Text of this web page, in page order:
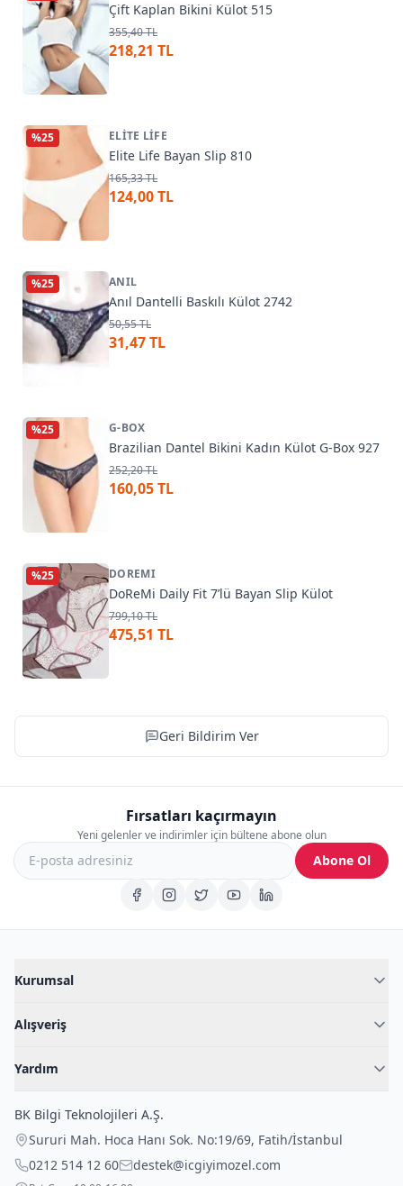
Çift Kaplan Bikini Külot 515
355,40 TL
218,21 TL
%25 ELITE LIFE
Elite Life Bayan Slip 810
165,33 TL
124,00 TL
%25 ANIL
Anıl Dantelli Baskılı Külot 2742
50,55 TL
31,47 TL
%25 G-BOX
Brazilian Dantel Bikini Kadın Külot G-Box 927
252,20 TL
160,05 TL
%25 DOREMI
DoReMi Daily Fit 7’lü Bayan Slip Külot
799,10 TL
475,51 TL
Geri Bildirim Ver
Fırsatları kaçırmayın
Yeni gelenler ve indirimler için bültene abone olun
Abone Ol
Kurumsal
Blog
İç Giyim Rehberi
Alışveriş
Fantazi İç Giyim
Çocuk İç Giyim
Outlet Fırsatları
Yardım
İade Politikası
Gizli Paketleme
BK Bilgi Teknolojileri A.Ş.
Sururi Mah. Hoca Hanı Sok. No:19/69, Fatih/İstanbul
0212 514 12 60
destek@icgiyimozel.com